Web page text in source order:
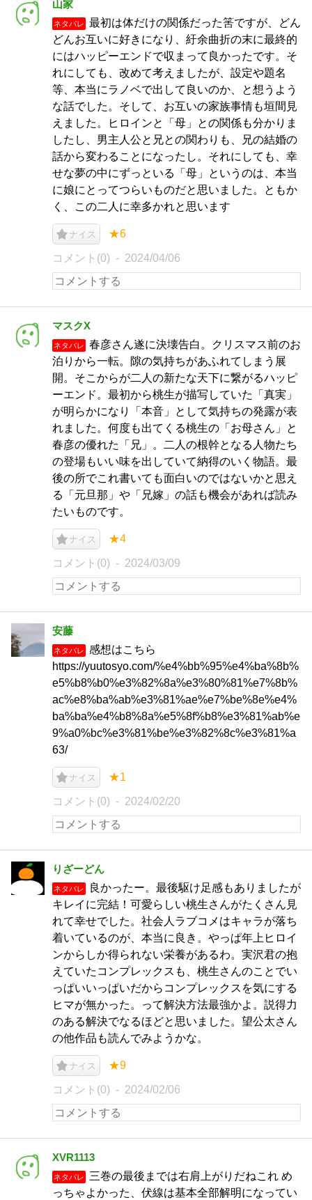
山家
ネタバレ
最初は体だけの関係だった筈ですが、どん
どんお互いに好きになり、紆余曲折の末に最終的
にはハッピーエンドで収まって良かったです。そ
れにしても、改めて考えましたが、設定や題名
等、本当にラノベで出して良いのか、と想うよう
な話でした。そして、お互いの家族事情も垣間見
えました。ヒロインと「母」との関係も分かりま
したし、男主人公と兄との関わりも、兄の結婚の
話から変わることになったし。それにしても、幸
せな夢の中にずっといる「母」というのは、本当
に娘にとってつらいものだと思いました。ともか
く、この二人に幸多かれと思います
ナイス ★6
コメント(0) 2024/04/06
マスクX
ネタバレ
春彦さん遂に決壊告白。クリスマス前のお
泊りから一転。隙の気持ちがあふれてしまう展
開。そこからが二人の新たな天下に繋がるハッピ
ーエンド。最初から桃生が描写していた「真実」
が明らかになり「本音」として気持ちの発露が表
れました。何度も出てくる桃生の「お母さん」と
春彦の優れた「兄」。二人の根幹となる人物たち
の登場もいい味を出していて納得のいく物語。最
後の所でこれ書いても面白いのではないかと思え
る「元旦那」や「兄嫁」の話も機会があれば読み
たいものです。
ナイス ★4
コメント(0) 2024/03/09
安藤
ネタバレ
感想はこちら
https://yuutosyo.com/%e4%bb%95%e4%ba%8b%
e5%b8%b0%e3%82%8a%e3%80%81%e7%8b%
ac%e8%ba%ab%e3%81%ae%e7%be%8e%e4%
ba%ba%e4%b8%8a%e5%8f%b8%e3%81%ab%e
9%a0%bc%e3%81%be%e3%82%8c%e3%81%a
63/
ナイス ★1
コメント(0) 2024/02/20
りざーどん
ネタバレ
良かったー。最後駆け足感もありましたが
キレイに完結！可愛らしい桃生さんがたくさん見
れて幸せでした。社会人ラブコメはキャラが落ち
着いているのが、本当に良き。やっぱ年上ヒロイ
ンからしか得られない栄養があるわ。実沢君の抱
えていたコンプレックスも、桃生さんのことでい
っぱいいっぱいだからコンプレックスを気にする
ヒマが無かった。って解決方法最強かよ。説得力
のある解決でなるほどと思いました。望公太さん
の他作品も読んでみようかな。
ナイス ★9
コメント(0) 2024/02/06
XVR1113
ネタバレ
三巻の最後までは右肩上がりだねこれ め
っちゃよかった、伏線は基本全部解明になってい